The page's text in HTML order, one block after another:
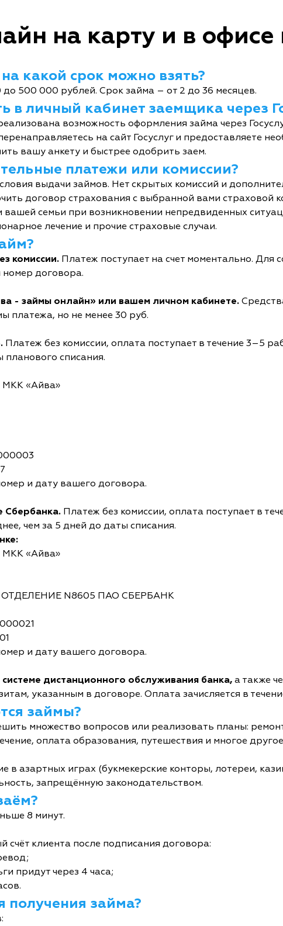
на карту и в
какой срок можно взять?
500 000 рублей. Срок займа – от 2 до 36 месяцев.
в личный кабинет заемщика через
возможность оформления займа через
на сайт Госуслуг и предоставляете
вашу анкету и быстрее одобрить заем.
платежи или комиссии?
выдачи займов. Нет скрытых комиссий и
договор страхования с выбранной вами страховой
семьи при возникновении непредвиденных
лечение и прочие страховые случаи.
комиссии. Платеж поступает на счет моментально.
договора.
- займы онлайн» или вашем личном кабинете.
платежа, но не менее 30 руб.
Платеж без комиссии, оплата поступает в течение 3–5
планового списания.
МКК «Айва»
и дату вашего договора.
Сбербанка. Платеж без комиссии, оплата поступает в
чем за 5 дней до даты списания.
МКК «Айва»
ОТДЕЛЕНИЕ N8605 ПАО СБЕРБАНК
и дату вашего договора.
дистанционного обслуживания банка, а также
указанным в договоре. Оплата зачисляется в
займы?
множество вопросов или реализовать планы:
оплата образования, путешествия и многое
в азартных играх (букмекерские конторы, лотереи,
запрещённую законодательством.
8 минут.
счёт клиента после подписания договора:
придут через 4 часа;
получения займа?